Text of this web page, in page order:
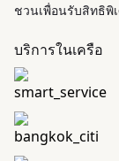
ชวนเพื่อนรับสิทธิพิ
บริการในเครือ